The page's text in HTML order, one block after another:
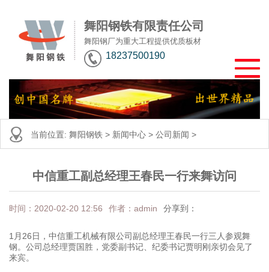
舞阳钢铁有限责任公司
舞阳钢厂为重大工程提供优质板材
18237500190
当前位置: 舞阳钢铁 > 新闻中心 > 公司新闻 >
中信重工副总经理王春民一行来舞访问
时间：2020-02-20 12:56 作者：admin 分享到：
1月26日，中信重工机械有限公司副总经理王春民一行三人参观舞
钢。公司总经理贾国胜，党委副书记、纪委书记贾明刚亲切会见了
来宾。